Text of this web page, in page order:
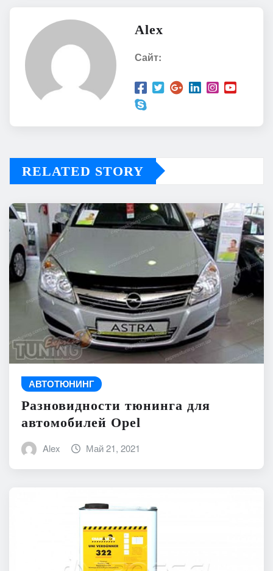
Alex
Сайт:
RELATED STORY
АВТОТЮНИНГ
Разновидности тюнинга для
автомобилей Opel
Alex Май 21, 2021